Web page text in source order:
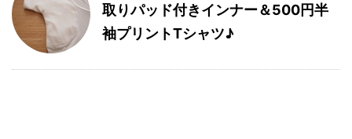
取りパッド付きインナー＆500円半
袖プリントTシャツ♪